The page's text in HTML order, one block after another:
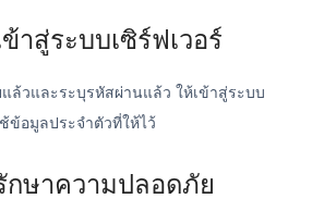
ข้าสู่ระบบเซิร์ฟเวอร์
แล้วและระบุรหัสผ่านแล้ว ให้เข้าสู่ระบบ
ข้อมูลประจำตัวที่ให้ไว้
กษาความปลอดภัย